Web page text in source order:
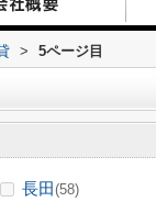
> 5ページ目
長田(58)